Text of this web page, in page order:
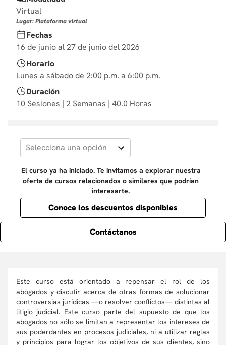
10. marketing
Virtual
Lugar: Plataforma virtual
Fechas
16 de junio al 27 de junio del 2026
Horario
Lunes a sábado de 2:00 p.m. a 6:00 p.m.
Duración
10 Sesiones | 2 Semanas | 40.0 Horas
Selecciona una opción
El curso ya ha iniciado. Te invitamos a explorar nuestra
oferta de cursos relacionados o similares que podrían
interesarte.
Conoce los descuentos disponibles
Contáctanos
Este curso está orientado a repensar el rol de los
abogados y discutir acerca de otras formas de solucionar
controversias jurídicas —o resolver conflictos— distintas al
litigio judicial. Este curso parte del supuesto de que los
abogados no sólo se limitan a representar los intereses de
sus poderdantes en procesos judiciales, ni a utilizar reglas
y principios para lograr los objetivos de sus clientes, sino